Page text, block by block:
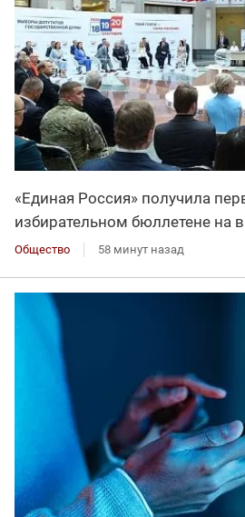
«Единая Россия» получила
избирательном бюллетене на
Общество 58 минут назад